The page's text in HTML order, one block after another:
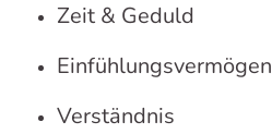
Zeit & Geduld
Einfühlungsvermögen
Verständnis